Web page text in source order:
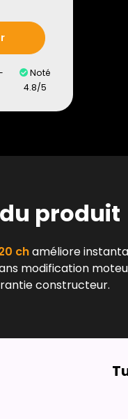
Noté
4.8/5
produit
chaméliore
modification
constructeur.